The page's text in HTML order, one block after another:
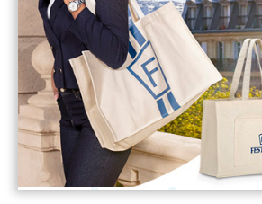
BOLSO FESTINA DE REGALO
+ info